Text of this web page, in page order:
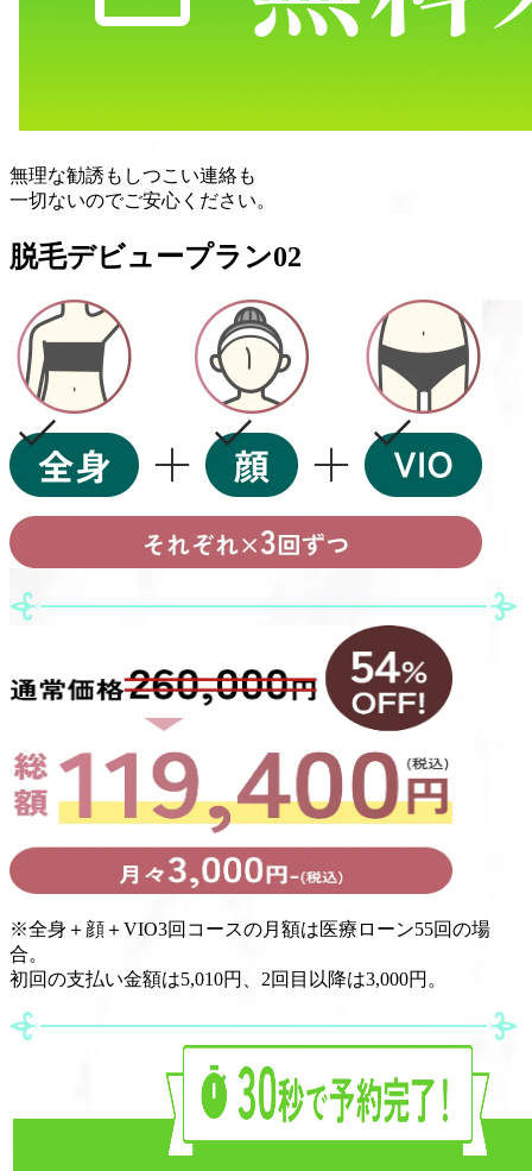
無理な勧誘 も しつこい連絡も
一切ないのでご安心ください。
脱毛デビュープラン02
※全身＋顔＋VIO3回コースの月額は医療ローン55回の場
合。
初回の支払い金額は5,010円、2回目以降は3,000円。